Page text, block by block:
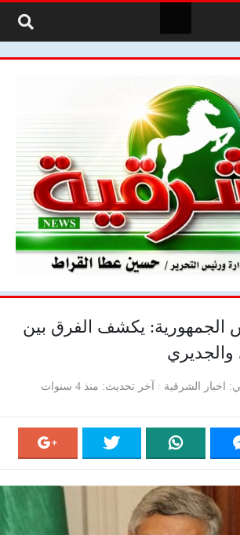
الجمهورية: يكشف الفرق بين
اخبار الشرقية آخر تحديث منذ 4 سنوات